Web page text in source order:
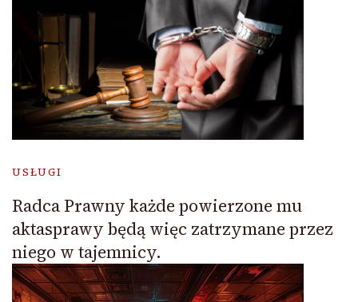
USŁUGI
Radca Prawny każde powierzone mu
aktasprawy będą więc zatrzymane przez
niego w tajemnicy.